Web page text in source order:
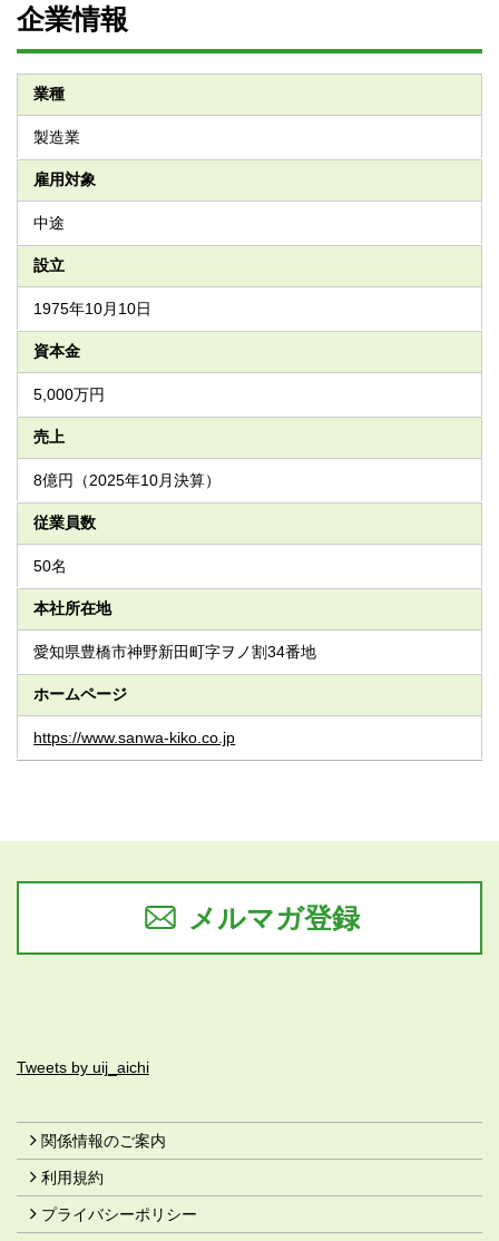
企業情報
業種
製造業
雇用対象
中途
設立
1975年10月10日
資本金
5,000万円
売上
8億円（2025年10月決算）
従業員数
50名
本社所在地
愛知県豊橋市神野新田町字ヲノ割34番地
ホームページ
https://www.sanwa-kiko.co.jp
メルマガ登録
Tweets by uij_aichi
関係情報のご案内
利用規約
プライバシーポリシー